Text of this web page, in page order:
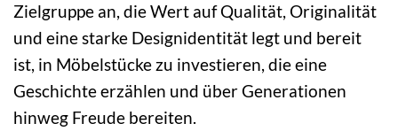
Zielgruppe an, die Wert auf Qualität, Originalität
und eine starke Designidentität legt und bereit
ist, in Möbelstücke zu investieren, die eine
Geschichte erzählen und über Generationen
hinweg Freude bereiten.